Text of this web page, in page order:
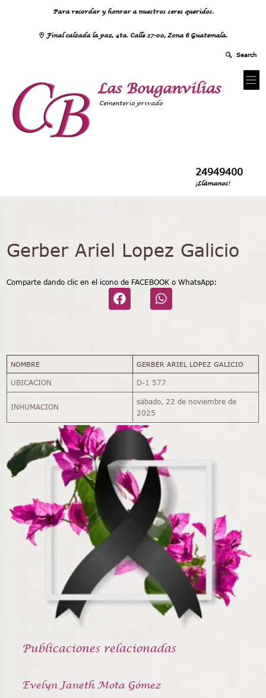
Para recordar y honrar a nuestros seres queridos.
Final calzada la paz, 4ta. Calle 27-00, Zona 6 Guatemala.
Las Bouganvilias
Cementerio privado
24949400
¡Llámanos!
Gerber Ariel Lopez Galicio
Comparte dando clic en el icono de FACEBOOK o WhatsApp:
NOMBRE GERBER ARIEL LOPEZ GALICIO
UBICACION D-1 577
INHUMACION
sábado, 22 de noviembre de
2025
Publicaciones relacionadas
Evelyn Janeth Mota Gómez